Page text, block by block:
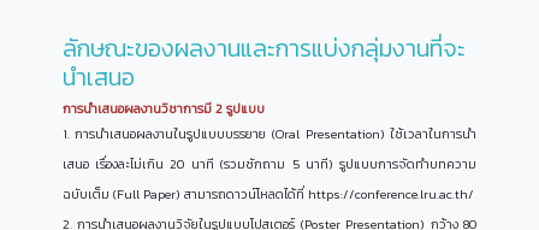
ลักษณะของผลงานและการแบ่งกลุ่มงานที่จะ
นำเสนอ
การนำเสนอผลงานวิชาการมี 2 รูปแบบ
1. การนำเสนอผลงานในรูปแบบบรรยาย (Oral Presentation) ใช้เวลาในการนำ
เสนอ เรื่องละไม่เกิน 20 นาที (รวมซักถาม 5 นาที) รูปแบบการจัดทำบทความ
ฉบับเต็ม (Full Paper) สามารถดาวน์โหลดได้ที่ https://conference.lru.ac.th/
2. การนำเสนอผลงานวิจัยในรูปแบบโปสเตอร์ (Poster Presentation) กว้าง 80